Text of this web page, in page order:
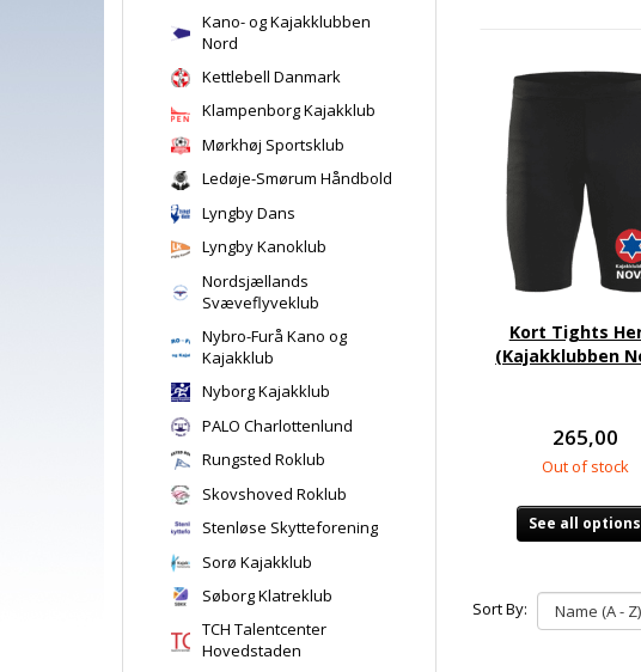
Kano- og Kajakklubben
Nord
Kettlebell Danmark
Klampenborg Kajakklub
Mørkhøj Sportsklub
Ledøje-Smørum Håndbold
Lyngby Dans
Lyngby Kanoklub
Nordsjællands
Svæveflyveklub
Nybro-Furå Kano og
Kajakklub
Nyborg Kajakklub
PALO Charlottenlund
Rungsted Roklub
Skovshoved Roklub
Stenløse Skytteforening
Sorø Kajakklub
Søborg Klatreklub
TCH Talentcenter
Hovedstaden
Kort Tights
(Kajakklubben
265,00
Out of stock
See all options
Sort By: